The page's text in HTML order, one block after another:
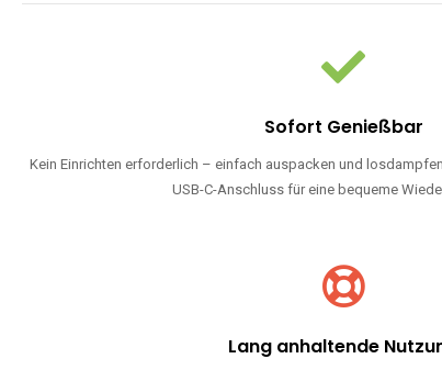
Sofort Genießbar
Kein Einrichten erforderlich – einfach auspacken und
USB-C-Anschluss für eine bequeme
Lang anhaltende